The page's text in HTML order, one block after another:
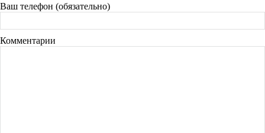
Ваш телефон (обязательно)
Комментарии